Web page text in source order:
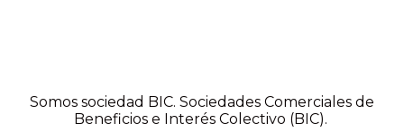
Somos sociedad BIC. Sociedades Comerciales de
Beneficios e Interés Colectivo (BIC).